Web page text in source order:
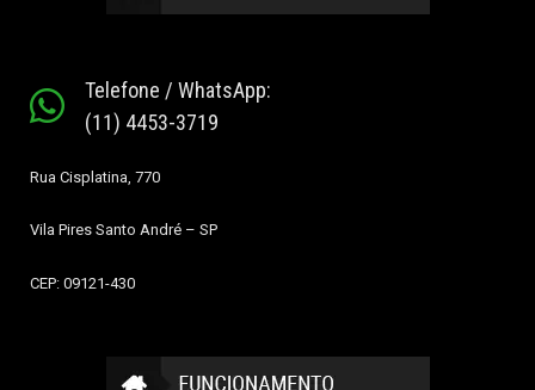
Telefone / WhatsApp:
(11) 4453-3719
Rua Cisplatina, 770
Vila Pires Santo André – SP
CEP: 09121-430